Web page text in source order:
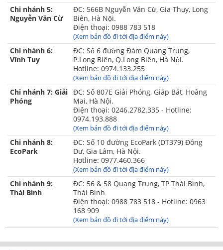
Vỏ chăn gấm cao cấp kèm ruột chăn dày dặn
Chi nhánh 5:
Nguyễn Văn Cừ
ĐC: 566B Nguyễn Văn Cừ, Gia Thụy, Long
Biên, Hà Nội.
Điện thoại: 0988 783 518
(Xem bản đồ đi tới địa điểm này)
Chi nhánh 6:
Vĩnh Tuy
ĐC: Số 6 đường Đàm Quang Trung,
P.Long Biên, Q.Long Biên, Hà Nội.
Hotline: 0974.133.255
(Xem bản đồ đi tới địa điểm này)
Chi nhánh 7: Giải
Phóng
ĐC: Số 807E Giải Phóng, Giáp Bát, Hoàng
Mai, Hà Nội.
Điện thoại: 0246.2782.335 - Hotline:
0974.193.888
(Xem bản đồ đi tới địa điểm này)
Chi nhánh 8:
EcoPark
ĐC: Số 10 đường EcoPark (DT379) Đông
Dư, Gia Lâm, Hà Nội.
Hotline: 0977.460.366
(Xem bản đồ đi tới địa điểm này)
Chi nhánh 9:
Thái Bình
ĐC: 56 & 58 Quang Trung, TP Thái Bình,
Thái Bình
Điện thoại: 0988 783 518 - Hotline: 0963
168 909
(Xem bản đồ đi tới địa điểm này)